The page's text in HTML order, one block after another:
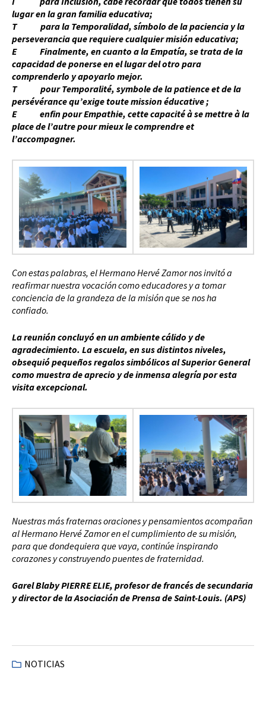
lugar en la gran familia educativa;
T para la Temporalidad, símbolo de la paciencia y la
perseverancia que requiere cualquier misión educativa;
E Finalmente, en cuanto a la Empatía, se trata de la
capacidad de ponerse en el lugar del otro para
comprenderlo y apoyarlo mejor.
T pour Temporalité, symbole de la patience et de la
persévérance qu’exige toute mission éducative ;
E enfin pour Empathie, cette capacité à se mettre à la
place de l’autre pour mieux le comprendre et
l’accompagner.
Con estas palabras, el Hermano Hervé Zamor nos invitó a
reafirmar nuestra vocación como educadores y a tomar
conciencia de la grandeza de la misión que se nos ha
confiado.
La reunión concluyó en un ambiente cálido y de
agradecimiento. La escuela, en sus distintos niveles,
obsequió pequeños regalos simbólicos al Superior General
como muestra de aprecio y de inmensa alegría por esta
visita excepcional.
Nuestras más fraternas oraciones y pensamientos acompañan
al Hermano Hervé Zamor en el cumplimiento de su misión,
para que dondequiera que vaya, continúe inspirando
corazones y construyendo puentes de fraternidad.
Garel Blaby PIERRE ELIE, profesor de francés de secundaria
y director de la Asociación de Prensa de Saint-Louis. (APS)
NOTICIAS